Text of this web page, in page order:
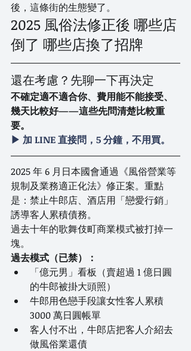
後，這條街的生態變了。
2025 風俗法修正後 哪些店
倒了 哪些店換了招牌
還在考慮？先聊一下再決定
不確定適不適合你、費用能不能接受、
幾天比較好——這些先問清楚比較重
要。
▶ 加 LINE 直接問，5 分鐘，不用買。
2025 年 6 月日本國會通過《風俗營業等
規制及業務適正化法》修正案。重點
是：禁止牛郎店、酒店用「戀愛行銷」
誘導客人累積債務。
過去十年的歌舞伎町商業模式被打掉一
塊。
過去模式（已禁）：
「億元男」看板（賣超過 1 億日圓
的牛郎被掛大頭照）
牛郎用色戀手段讓女性客人累積
3000 萬日圓帳單
客人付不出，牛郎店把客人介紹去
做風俗業還債